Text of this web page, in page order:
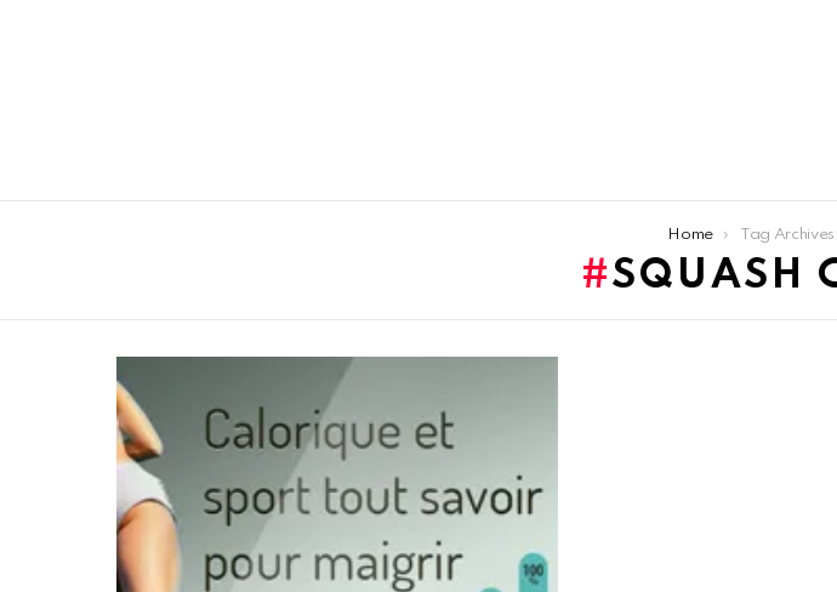
Home Tag
SQUASH
STORIES